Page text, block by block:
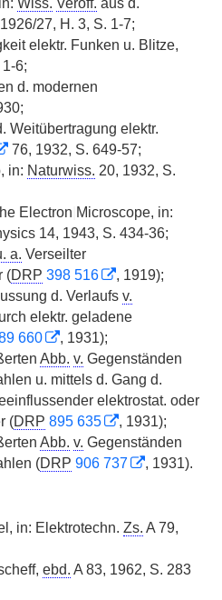
Wiss. Veröff. aus d.
27, H. 3, S. 1-7;
elektr. Funken u. Blitze,
6;
d. modernen
Weitübertragung elektr.
76, 1932, S. 649-57;
in: Naturwiss. 20, 1932, S.
Electron Microscope, in:
14, 1943, S. 434-36;
a. Verseilter
(DRP 398 516
, 1919);
d. Verlaufs v.
elektr. geladene
660
, 1931);
Abb. v. Gegenständen
u. mittels d. Gang d.
elektrostat. oder
(DRP 895 635
, 1931);
Abb. v. Gegenständen
(DRP 906 737 , 1931).
in: Elektrotechn. Zs. A 79,
ebd. A 83, 1962, S. 283